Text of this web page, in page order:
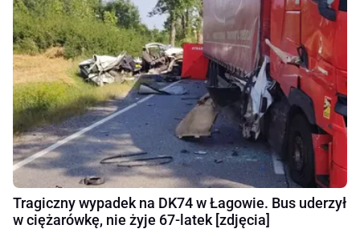
Tragiczny wypadek na DK74 w Łagowie. Bus uderzył
w ciężarówkę, nie żyje 67-latek [zdjęcia]